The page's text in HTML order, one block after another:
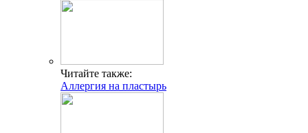
Читайте также:
Аллергия на пластырь